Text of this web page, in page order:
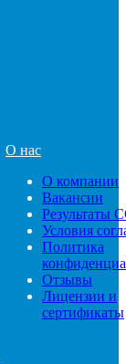
О нас
О компании
Вакансии
Результаты
Условия
Политика
Отзывы
Лицензии и
сертификаты